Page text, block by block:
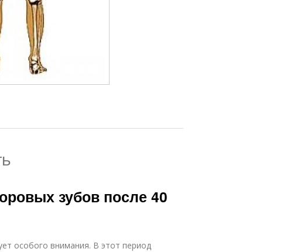
зубов после 40
особого внимания. В этот период